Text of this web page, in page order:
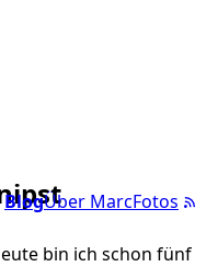
BlogÜber MarcFotos
bin ich schon fünf